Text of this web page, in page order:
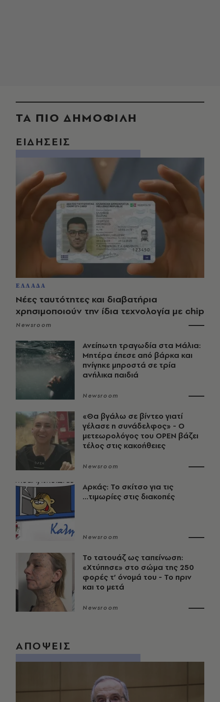
ΤΑ ΠΙΟ ΔΗΜΟΦΙΛΗ
ΕΙΔΗΣΕΙΣ
ΕΛΛΑΔΑ
Νέες ταυτότητες και διαβατήρια
χρησιμοποιούν την ίδια τεχνολογία με chip
Newsroom
Ανείπωτη τραγωδία στα Μάλια:
Μητέρα έπεσε από βάρκα και
πνίγηκε μπροστά σε τρία
ανήλικα παιδιά
Newsroom
«Θα βγάλω σε βίντεο γιατί
γέλασε η συνάδελφος» - Ο
μετεωρολόγος του OPEN βάζει
τέλος στις κακοήθειες
Newsroom
Αρκάς: Το σκίτσο για τις
...τιμωρίες στις διακοπές
Newsroom
Το τατουάζ ως ταπείνωση:
«Χτύπησε» στο σώμα της 250
φορές τ’ όνομά του - Το πριν
και το μετά
Newsroom
ΑΠΟΨΕΙΣ